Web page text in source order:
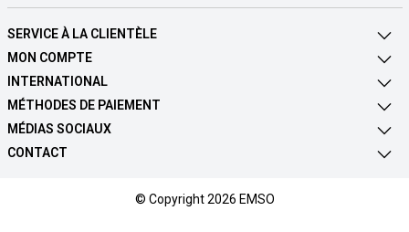
SERVICE À LA CLIENTÈLE
MON COMPTE
INTERNATIONAL
MÉTHODES DE PAIEMENT
MÉDIAS SOCIAUX
CONTACT
© Copyright 2026 EMSO